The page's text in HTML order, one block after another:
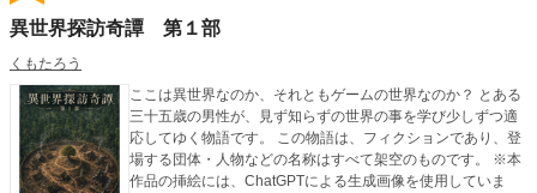
異世界探訪奇譚 第１部
くもたろう
ここは異世界なのか、それともゲームの世界なのか？ とある
三十五歳の男性が、見ず知らずの世界の事を学び少しずつ適
応してゆく物語です。 この物語は、フィクションであり、登
場する団体・人物などの名称はすべて架空のものです。 ※本
作品の挿絵には、ChatGPTによる生成画像を使用していま